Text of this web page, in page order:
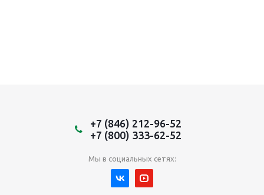
+7 (846) 212-96-52
+7 (800) 333-62-52
Мы в социальных сетях: